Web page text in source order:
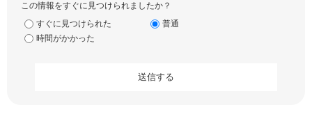
この情報をすぐに見つけられましたか？
すぐに見つけられた
普通
時間がかかった